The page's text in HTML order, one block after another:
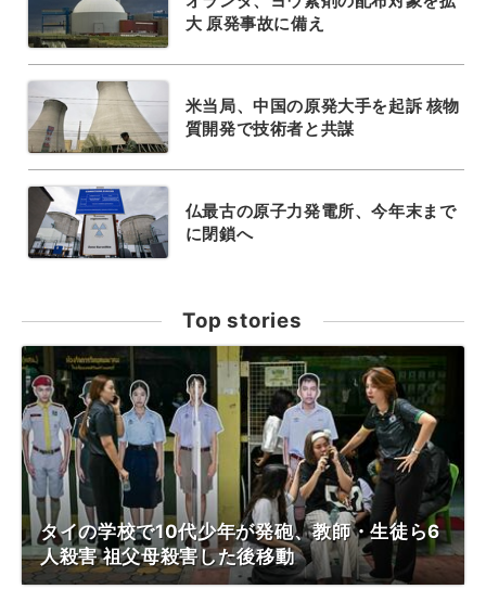
大 原発事故に備え
米当局、中国の原発大手を起訴 核物
質開発で技術者と共謀
仏最古の原子力発電所、今年末まで
に閉鎖へ
Top stories
タイの学校で10代少年が発砲、教師・生徒ら6
人殺害 祖父母殺害した後移動